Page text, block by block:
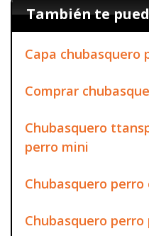
También te
Capa chubasquero
Comprar
Chubasquero
perro mini
Chubasquero perro
Chubasquero perro